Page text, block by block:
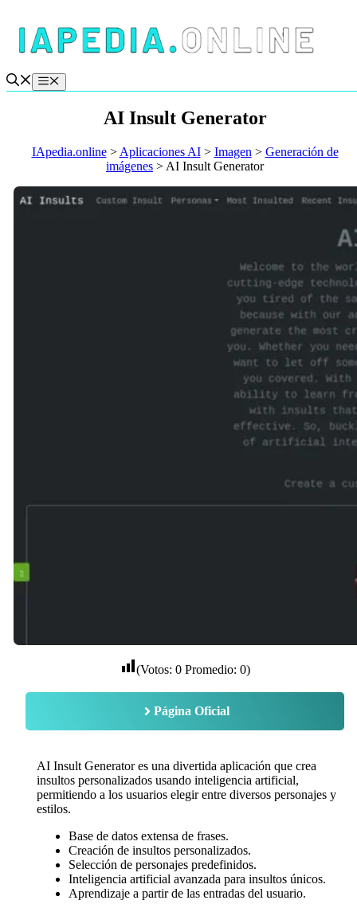
contenido
Menú
AI Insult Generator
IApedia.online> Aplicaciones AI> Imagen > Generación de
imágenes > AI Insult Generator
(Votos: 0Promedio: 0)
Página Oficial
AI Insult Generator es una divertida aplicación que crea
insultos personalizados usando inteligencia artificial,
permitiendo a los usuarios elegir entre diversos personajes y
estilos.
Base de datos extensa de frases.
Creación de insultos personalizados.
Selección de personajes predefinidos.
Inteligencia artificial avanzada para insultos únicos.
Aprendizaje a partir de las entradas del usuario.